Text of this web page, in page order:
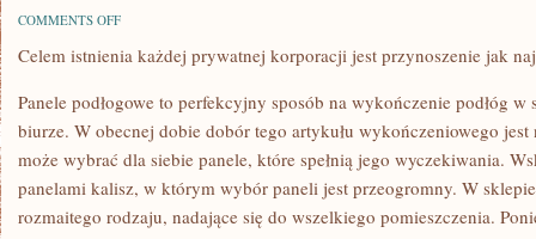
COMMENTS OFFON
PODŁOGOWE
SPOSÓB
NA
WYKOŃCZENIE
PODŁÓG
SWOIM
MIESZKANIU
Celem istnienia każdej prywatnej korporacji jest przynoszenie jak
Panele podłogowe to perfekcyjny sposób na wykończenie podłóg
biurze. W obecnej dobie dobór tego artykułu wykończeniowego
może wybrać dla siebie panele, które spełnią jego wyczekiwania.
panelami kalisz, w którym wybór paneli jest przeogromny. W
rozmaitego rodzaju, nadające się do wszelkiego pomieszczenia.